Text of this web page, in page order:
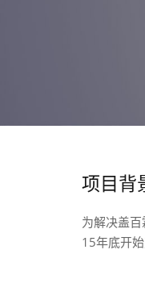
项目背
为解决盖
15年底开